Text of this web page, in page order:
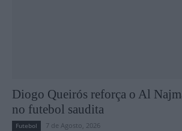
Diogo Queirós reforça o Al
no futebol saudita
Futebol 7 de Agosto, 2026